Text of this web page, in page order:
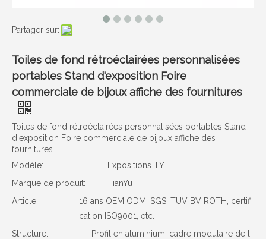
Partager sur:
Toiles de fond rétroéclairées personnalisées
portables Stand d'exposition Foire
commerciale de bijoux affiche des fournitures
Toiles de fond rétroéclairées personnalisées portables Stand
d'exposition Foire commerciale de bijoux affiche des
fournitures
Modèle:
Expositions TY
Marque de produit:
TianYu
Article:
16 ans OEM ODM, SGS, TUV BV ROTH, certifi
cation ISO9001, etc.
Structure:
Profil en aluminium, cadre modulaire de l